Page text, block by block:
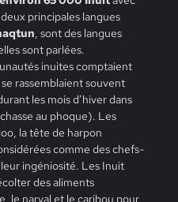
principales langues
, sont des langues
sont parlées.
inuites comptaient
rassemblaient souvent
les mois d’hiver dans
au phoque). Les
la tête de harpon
comme des chefs-
ingéniosité. Les Inuit
des aliments
le narval et le caribou pour